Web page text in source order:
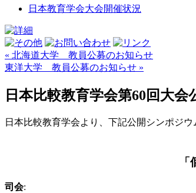
日本教育学会大会開催状況
« 北海道大学 教員公募のお知らせ
東洋大学 教員公募のお知らせ »
日本比較教育学会第60回大
日本比較教育学会より、下記公開シンポジ
「
司会: